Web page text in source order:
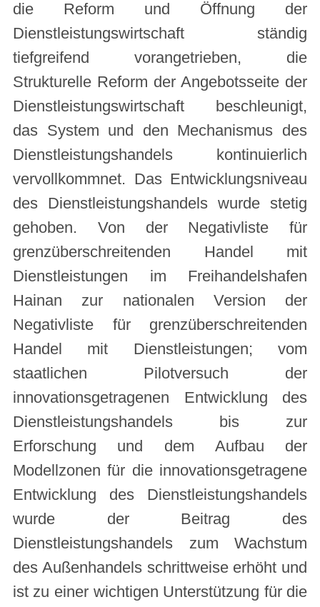
die Reform und Öffnung der
Dienstleistungswirtschaft ständig
tiefgreifend vorangetrieben, die
Strukturelle Reform der Angebotsseite der
Dienstleistungswirtschaft beschleunigt,
das System und den Mechanismus des
Dienstleistungshandels kontinuierlich
vervollkommnet. Das Entwicklungsniveau
des Dienstleistungshandels wurde stetig
gehoben. Von der Negativliste für
grenzüberschreitenden Handel mit
Dienstleistungen im Freihandelshafen
Hainan zur nationalen Version der
Negativliste für grenzüberschreitenden
Handel mit Dienstleistungen; vom
staatlichen Pilotversuch der
innovationsgetragenen Entwicklung des
Dienstleistungshandels bis zur
Erforschung und dem Aufbau der
Modellzonen für die innovationsgetragene
Entwicklung des Dienstleistungshandels
wurde der Beitrag des
Dienstleistungshandels zum Wachstum
des Außenhandels schrittweise erhöht und
ist zu einer wichtigen Unterstützung für die